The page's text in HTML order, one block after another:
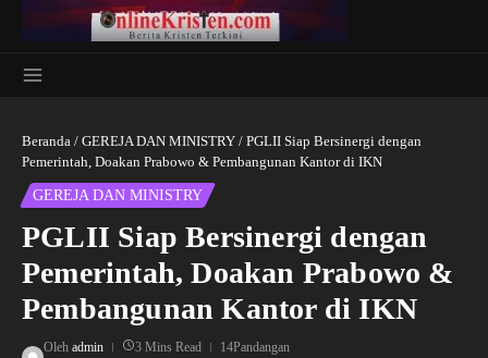
Beranda / GEREJA DAN MINISTRY / PGLII Siap Bersinergi dengan
Pemerintah, Doakan Prabowo & Pembangunan Kantor di IKN
GEREJA DAN MINISTRY
PGLII Siap Bersinergi dengan
Pemerintah, Doakan Prabowo &
Pembangunan Kantor di IKN
Oleh admin 3 Mins Read
14Pandangan